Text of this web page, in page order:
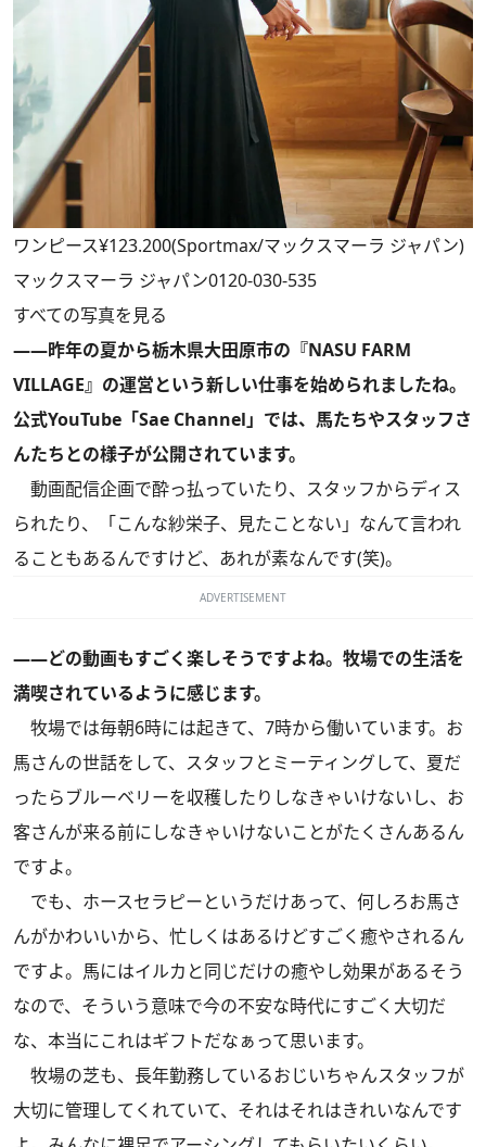
ワンピース¥123.200(Sportmax/マックスマーラ ジャパン)
マックスマーラ ジャパン0120-030-535
すべての写真を見る
――昨年の夏から栃木県大田原市の『NASU FARM
VILLAGE』の運営という新しい仕事を始められましたね。
公式YouTube「Sae Channel」では、馬たちやスタッフさ
んたちとの様子が公開されています。
動画配信企画で酔っ払っていたり、スタッフからディス
られたり、「こんな紗栄子、見たことない」なんて言われ
ることもあるんですけど、あれが素なんです(笑)。
ADVERTISEMENT
――どの動画もすごく楽しそうですよね。牧場での生活を
満喫されているように感じます。
牧場では毎朝6時には起きて、7時から働いています。お
馬さんの世話をして、スタッフとミーティングして、夏だ
ったらブルーベリーを収穫したりしなきゃいけないし、お
客さんが来る前にしなきゃいけないことがたくさんあるん
ですよ。
でも、ホースセラピーというだけあって、何しろお馬さ
んがかわいいから、忙しくはあるけどすごく癒やされるん
ですよ。馬にはイルカと同じだけの癒やし効果があるそう
なので、そういう意味で今の不安な時代にすごく大切だ
な、本当にこれはギフトだなぁって思います。
牧場の芝も、長年勤務しているおじいちゃんスタッフが
大切に管理してくれていて、それはそれはきれいなんです